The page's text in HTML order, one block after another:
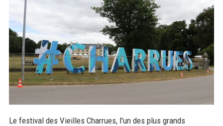
Le festival des Vieilles Charrues, l'un des plus grands